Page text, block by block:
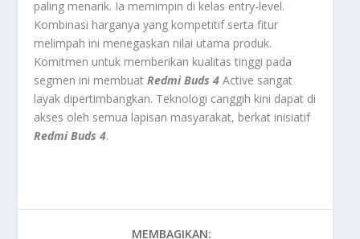
paling menarik. Ia memimpin di kelas entry-level.
Kombinasi harganya yang kompetitif serta fitur
melimpah ini menegaskan nilai utama produk.
Komitmen untuk memberikan kualitas tinggi pada
segmen ini membuatRedmi Buds 4 Active sangat
layak dipertimbangkan. Teknologi canggih kini dapat di
akses oleh semua lapisan masyarakat, berkat inisiatif
Redmi Buds 4.
MEMBAGIKAN: